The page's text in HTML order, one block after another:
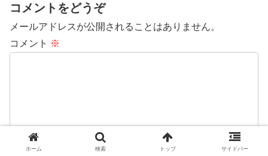
コメントをどうぞ
メールアドレスが公開されることはありません。
コメント ※
ホーム 検索 トップ サイドバー